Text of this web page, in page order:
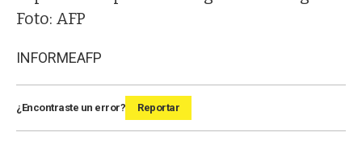
Foto: AFP
INFORMEAFP
¿Encontraste un error? Reportar